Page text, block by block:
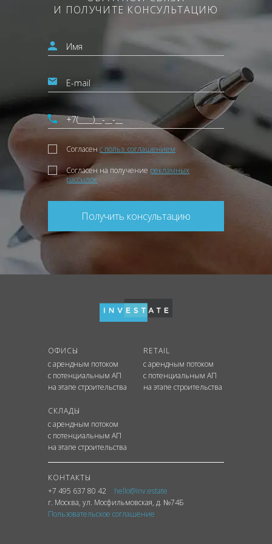
И ПОЛУЧИТЕ КОНСУЛЬТАЦИЮ
Согласен с польз. соглашением
Согласен на получение рекламных
рассылок
Получить консультацию
ОФИСЫ
с арендным потоком
с потенциальным АП
на этапе строительства
RETAIL
с арендным потоком
с потенциальным АП
на этапе строительства
СКЛАДЫ
с арендным потоком
с потенциальным АП
на этапе строительства
КОНТАКТЫ
+7 495 637 80 42
hello@inv.estate
г. Москва, ул. Мосфильмовская, д. №74Б
Пользовательское соглашение